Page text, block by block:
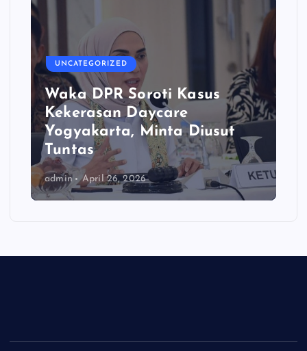
UNCATEGORIZED
Waka DPR Soroti Kasus
Kekerasan Daycare
Yogyakarta, Minta Diusut
Tuntas
admin April 26, 2026